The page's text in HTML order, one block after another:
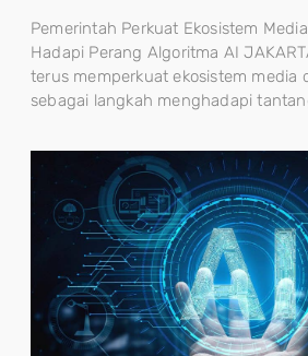
Pemerintah Perkuat Ekosistem
Hadapi Perang Algoritma AI
terus memperkuat ekosistem media
sebagai langkah menghadapi